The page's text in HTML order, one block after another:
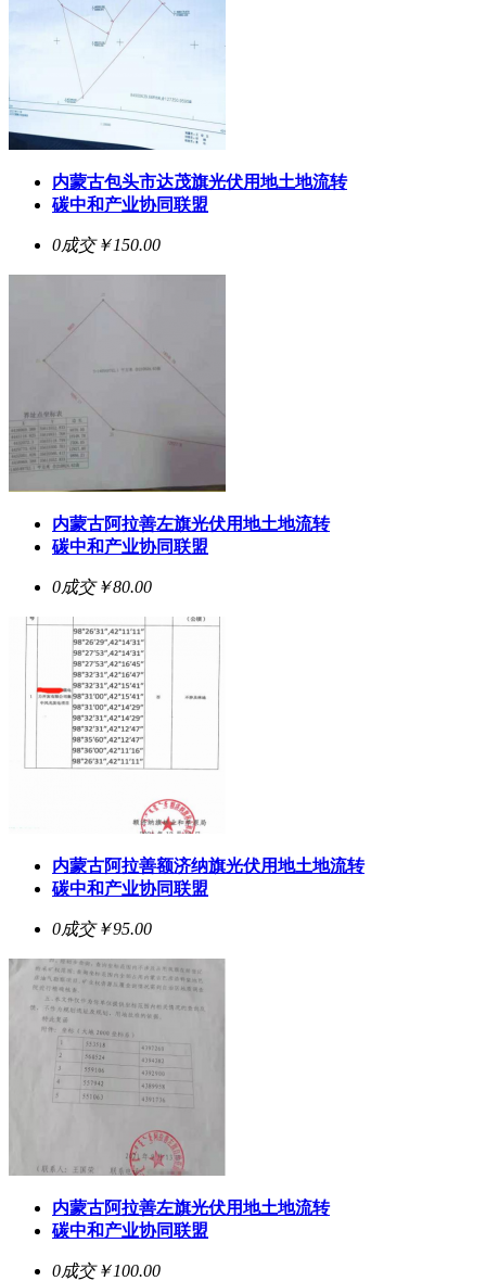
内蒙古包头市达茂旗光伏用地土地流转
碳中和产业协同联盟
0成交￥150.00
内蒙古阿拉善左旗光伏用地土地流转
碳中和产业协同联盟
0成交￥80.00
内蒙古阿拉善额济纳旗光伏用地土地流转
碳中和产业协同联盟
0成交￥95.00
内蒙古阿拉善左旗光伏用地土地流转
碳中和产业协同联盟
0成交￥100.00